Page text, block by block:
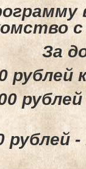
За
рублей
рублей